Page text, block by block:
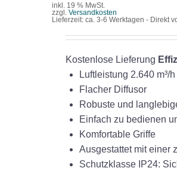
inkl. 19 % MwSt.
zzgl. Versandkosten
Lieferzeit: ca. 3-6 Werktagen - Direkt
Kostenlose Lieferung
Luftleistung 2.640 m³/h
Flacher Diffusor
Robuste und
Einfach zu bedienen
Komfortable Griffe
Ausgestattet mit einer
Schutzklasse IP24: